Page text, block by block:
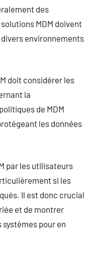
des
MDM doivent
environnements
doit considérer les
la
de MDM
les données
par les utilisateurs
si les
Il est donc crucial
et de montrer
pour en